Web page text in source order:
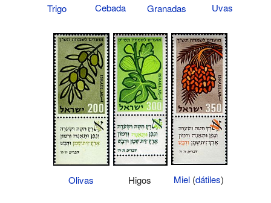
Trigo Cebada Granadas Uvas
Olivas Higos Miel (dátiles)